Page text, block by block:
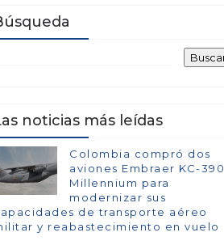
noticias más leídas
Colombia compró dos
aviones Embraer KC-390
Millennium para
modernizar sus
de transporte aéreo
y reabastecimiento en vuelo